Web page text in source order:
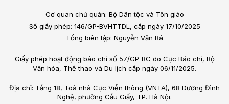
Cơ quan chủ quản: Bộ Dân tộc và Tôn giáo
Số giấy phép: 146/GP-BVHTTDL, cấp ngày 17/10/2025
Tổng biên tập: Nguyễn Văn Bá
Giấy phép hoạt động báo chí số 57/GP-BC do Cục Báo chí, Bộ
Văn hóa, Thể thao và Du lịch cấp ngày 06/11/2025.
Địa chỉ: Tầng 18, Toà nhà Cục Viễn thông (VNTA), 68 Dương Đình
Nghệ, phường Cầu Giấy, TP. Hà Nội.